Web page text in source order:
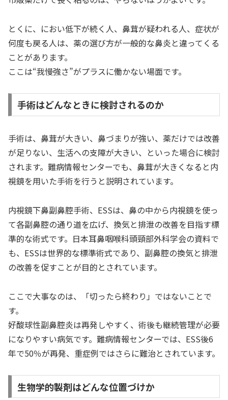
とくに、におい低下が続く人、鼻茸が疑われる人、症状が
何度も戻る人は、薬の選び方が一般的な鼻炎と違ってくる
ことがあります。
ここは“我慢強さ”がプラスに働かない場面です。
手術はどんなときに検討されるのか
手術は、鼻茸が大きい、鼻づまりが強い、薬だけでは改善
が足りない、生活への支障が大きい、といった場合に検討
されます。難病情報センターでも、鼻茸が大きくなると内
視鏡を用いた手術を行うと説明されています。
内視鏡下鼻副鼻腔手術、ESSは、鼻の中から内視鏡を使っ
て各副鼻腔の通り道を広げ、換気と排泄の改善を目指す標
準的な術式です。日本耳鼻咽喉科頭頸部外科学会の資料で
も、ESSは世界的な標準術式であり、副鼻腔の換気と排泄
の改善を促すことが目的とされています。
ここで大事なのは、「切ったら終わり」ではないことで
す。
好酸球性副鼻腔炎は再発しやすく、術後も継続管理が必要
になりやすい病気です。難病情報センターでは、ESS後6
年で50％が再発、重症例ではさらに難治とされています。
生物学的製剤はどんな位置づけか